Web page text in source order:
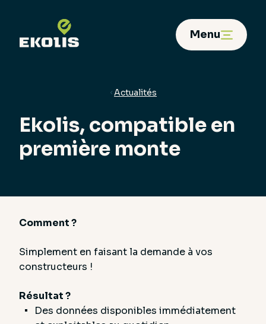
Menu
Actualités
Ekolis, compatible en
première monte
Comment ?
Simplement en faisant la demande à vos
constructeurs !
Résultat ?
Des données disponibles immédiatement